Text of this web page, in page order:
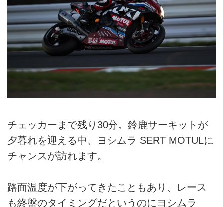
チェッカーまで残り30分。鈴鹿サーキットが
夕暮れを迎える中、ヨシムラ SERT MOTULに
チャンスが訪れます。
路面温度が下がってきたこともあり、レース
も終盤のタイミングだというのにヨシムラ